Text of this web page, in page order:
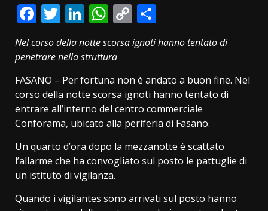
Facebook
Twitter
LinkedIn
WhatsApp
Copy
Link
Nel corso della notte scorsa ignoti hanno tentato di
penetrare nella struttura
FASANO – Per fortuna non è andato a buon fine. Nel
corso della notte scorsa ignoti hanno tentato di
entrare all’interno del centro commerciale
Conforama, ubicato alla periferia di Fasano.
Un quarto d’ora dopo la mezzanotte è scattato
l’allarme che ha convogliato sul posto le pattuglie di
un istituto di vigilanza.
Quando i vigilantes sono arrivati sul posto hanno